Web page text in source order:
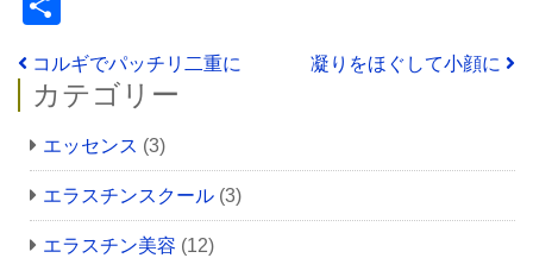
有
投稿ナビゲーション
コルギでパッチリ二重に 凝りをほぐして小顔に
カテゴリー
エッセンス (3)
エラスチンスクール (3)
エラスチン美容 (12)